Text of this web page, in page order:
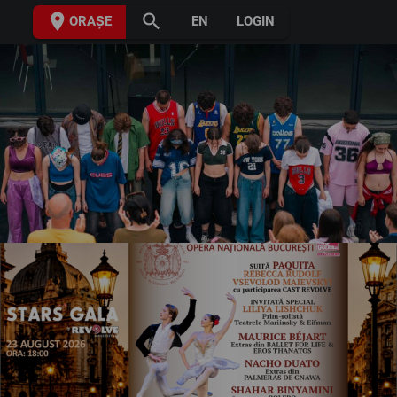
placeORAȘE search EN LOGIN